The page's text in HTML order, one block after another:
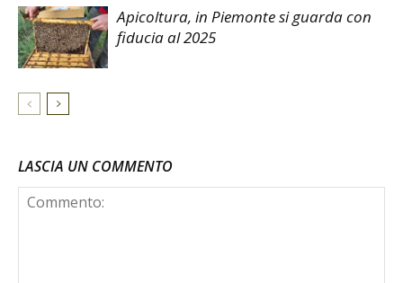
Apicoltura, in Piemonte si guarda con
fiducia al 2025
LASCIA UN COMMENTO